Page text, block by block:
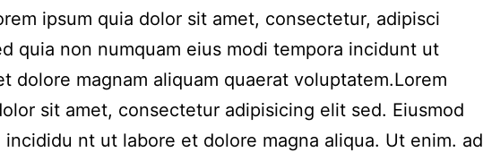
ipsum quia dolor sit amet, consectetur, adipisci
quia non numquam eius modi tempora incidunt ut
dolore magnam aliquam quaerat voluptatem.Lorem
sit amet, consectetur adipisicing elit sed. Eiusmod
incididu nt ut labore et dolore magna aliqua. Ut enim. ad